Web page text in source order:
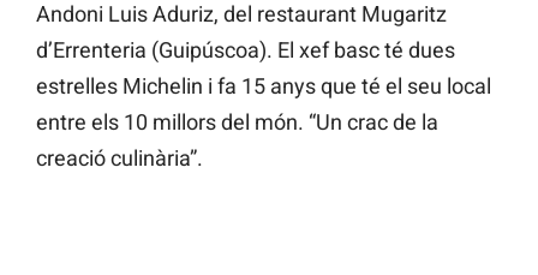
Andoni Luis Aduriz, del restaurant Mugaritz
d’Errenteria (Guipúscoa). El xef basc té dues
estrelles Michelin i fa 15 anys que té el seu local
entre els 10 millors del món. “Un crac de la
creació culinària”.